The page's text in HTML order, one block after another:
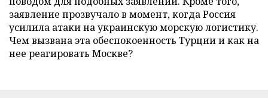
заявление прозвучало в момент, когда Россия
усилила атаки на украинскую морскую логистику.
Чем вызвана эта обеспокоенность Турции и как на
нее реагировать Москве?